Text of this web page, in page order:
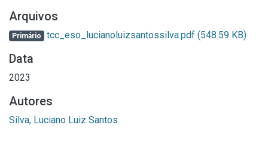
Arquivos
Primário tcc_eso_lucianoluizsantossilva.pdf (548.59 KB)
Data
2023
Autores
Silva, Luciano Luiz Santos